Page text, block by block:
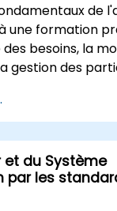
spécifier les
meilleures
et la
de
une formation
besoins, la
gestion des
cette formation
de l'analyse
de cas réelles.
et livrez de la
Faites évoluer
et du Système
par les